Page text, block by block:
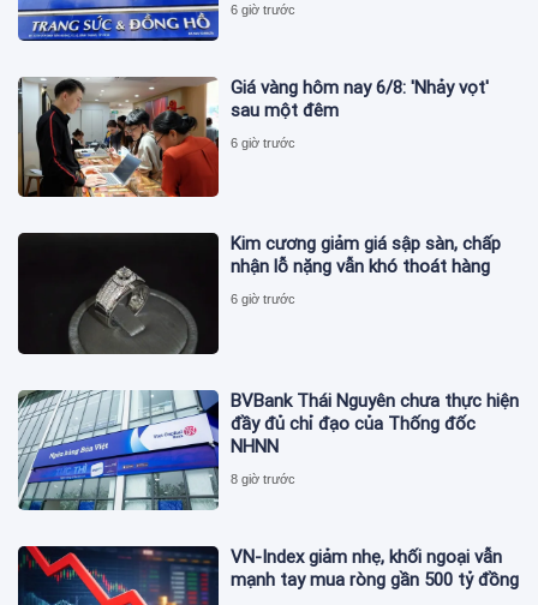
6 giờ trước
Giá vàng hôm nay 6/8: 'Nhảy vọt'
sau một đêm
6 giờ trước
Kim cương giảm giá sập sàn, chấp
nhận lỗ nặng vẫn khó thoát hàng
6 giờ trước
BVBank Thái Nguyên chưa thực hiện
đầy đủ chỉ đạo của Thống đốc
NHNN
8 giờ trước
VN-Index giảm nhẹ, khối ngoại vẫn
mạnh tay mua ròng gần 500 tỷ đồng